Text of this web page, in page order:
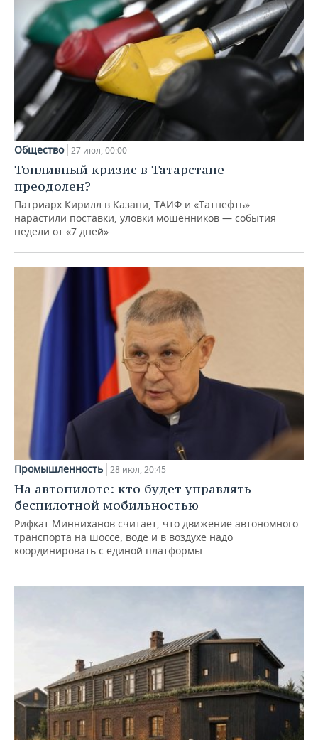
Общество 27 июл, 00:00
Топливный кризис в Татарстане
преодолен?
Патриарх Кирилл в Казани, ТАИФ и «Татнефть»
нарастили поставки, уловки мошенников — события
недели от «7 дней»
Промышленность 28 июл, 20:45
На автопилоте: кто будет управлять
беспилотной мобильностью
Рифкат Минниханов считает, что движение автономного
транспорта на шоссе, воде и в воздухе надо
координировать с единой платформы